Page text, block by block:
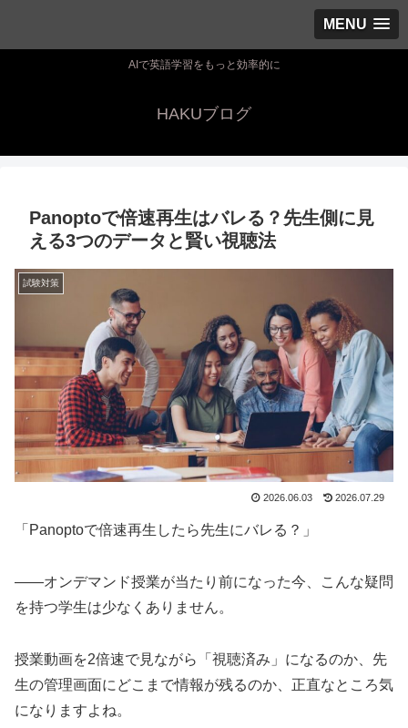
MENU
AIで英語学習をもっと効率的に
HAKUブログ
Panoptoで倍速再生はバレる？先生側に見
える3つのデータと賢い視聴法
試験対策
2026.06.03 2026.07.29
「Panoptoで倍速再生したら先生にバレる？」
——オンデマンド授業が当たり前になった今、こんな疑問
を持つ学生は少なくありません。
授業動画を2倍速で見ながら「視聴済み」になるのか、先
生の管理画面にどこまで情報が残るのか、正直なところ気
になりますよね。